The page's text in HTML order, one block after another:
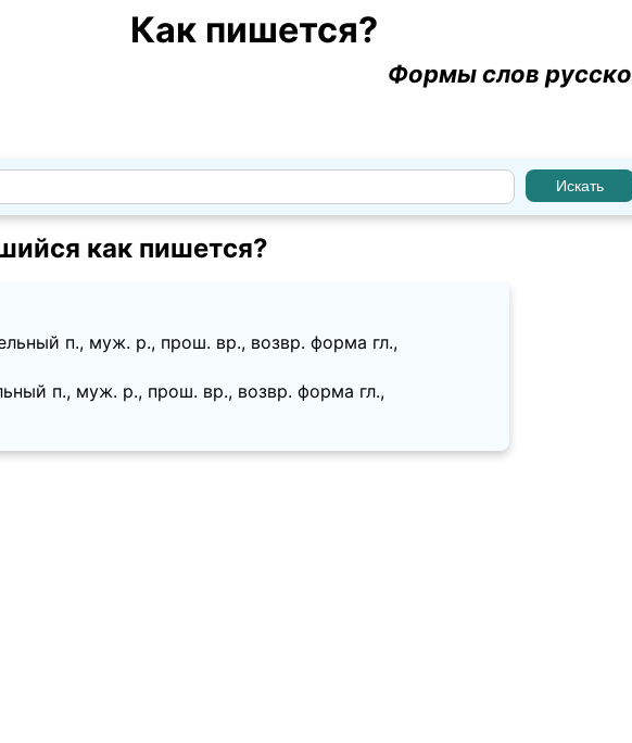
Как пишется?
Формы слов
как пишется?
п., муж. p., прош. вр., возвр. форма гл.,
п., муж. p., прош. вр., возвр. форма гл.,